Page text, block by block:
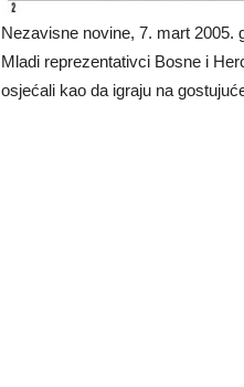
Nezavisne novine, 7. mart 2005.
Mladi reprezentativci Bosne i
osjećali kao da igraju na